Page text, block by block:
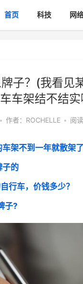
首页 科技 网
子？(我看见
车架结不结
• 作者：ROCHELLE • 阅
架不到一年就散架
子的
行车，价钱多少？
子?